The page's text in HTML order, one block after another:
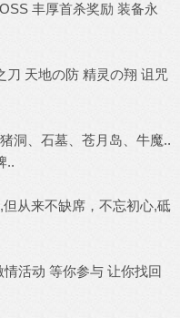
丰厚首杀奖励 装备永
天地の防 精灵の翔 诅咒
、石墓、苍月岛、牛魔..
..
从来不缺席，不忘初心,砥
活动 等你参与 让你找回